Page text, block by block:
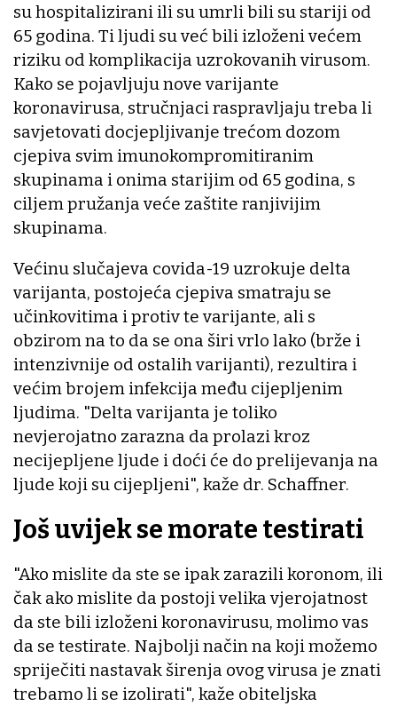
su hospitalizirani ili su umrli bili su stariji od
65 godina. Ti ljudi su već bili izloženi većem
riziku od komplikacija uzrokovanih virusom.
Kako se pojavljuju nove varijante
koronavirusa, stručnjaci raspravljaju treba li
savjetovati docjepljivanje trećom dozom
cjepiva svim imunokompromitiranim
skupinama i onima starijim od 65 godina, s
ciljem pružanja veće zaštite ranjivijim
skupinama.
Većinu slučajeva covida-19 uzrokuje delta
varijanta, postojeća cjepiva smatraju se
učinkovitima i protiv te varijante, ali s
obzirom na to da se ona širi vrlo lako (brže i
intenzivnije od ostalih varijanti), rezultira i
većim brojem infekcija među cijepljenim
ljudima. "Delta varijanta je toliko
nevjerojatno zarazna da prolazi kroz
necijepljene ljude i doći će do prelijevanja na
ljude koji su cijepljeni", kaže dr. Schaffner.
Još uvijek se morate testirati
"Ako mislite da ste se ipak zarazili koronom, ili
čak ako mislite da postoji velika vjerojatnost
da ste bili izloženi koronavirusu, molimo vas
da se testirate. Najbolji način na koji možemo
spriječiti nastavak širenja ovog virusa je znati
trebamo li se izolirati", kaže obiteljska